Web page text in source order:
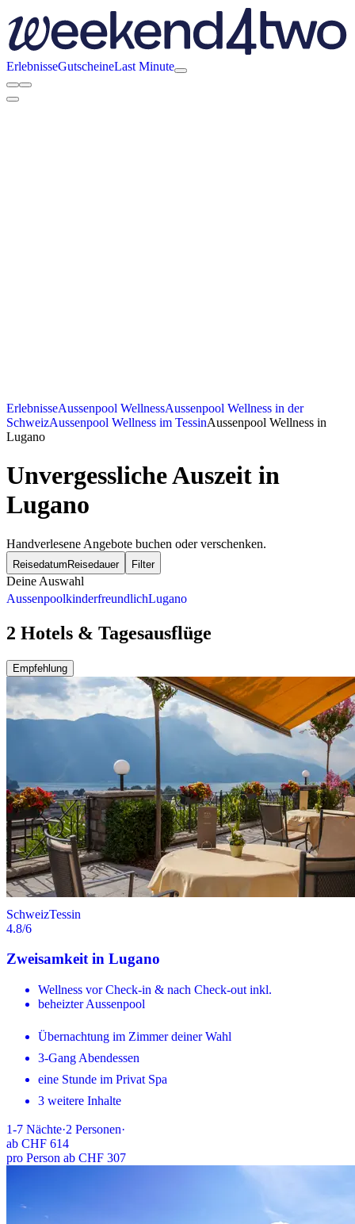
ErlebnisseGutscheineLast Minute
ErlebnisseAussenpool WellnessAussenpool Wellness in der
SchweizAussenpool Wellness im TessinAussenpool Wellness in
Lugano
Unvergessliche Auszeit in
Lugano
Handverlesene Angebote buchen oder verschenken.
Reisedatum Reisedauer Filter
Deine Auswahl
AussenpoolkinderfreundlichLugano
2 Hotels & Tagesausflüge
Empfehlung
SchweizTessin
4.8/6
Zweisamkeit in Lugano
Wellness vor Check-in & nach Check-out inkl.
beheizter Aussenpool
Übernachtung im Zimmer deiner Wahl
3-Gang Abendessen
eine Stunde im Privat Spa
3 weitere Inhalte
1-7 Nächte·2 Personen·
ab CHF 614
pro Person ab CHF 307